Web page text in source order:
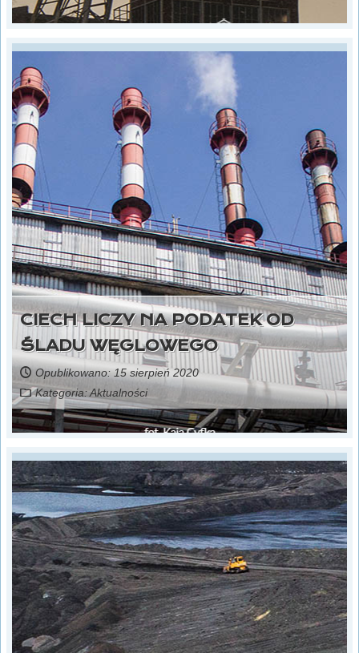
CIECH LICZY NA PODATEK OD
ŚLADU WĘGLOWEGO
Opublikowano: 15 sierpień 2020
Kategoria:Aktualności